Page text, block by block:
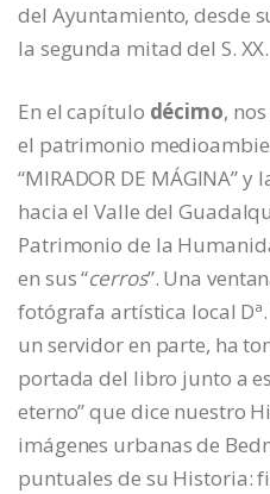
del Ayuntamiento, desde
la segunda mitad del S. XX.
En el capítulo décimo,
el patrimonio
“MIRADOR DE MÁGINA”
hacia el Valle del
Patrimonio de la
en sus “cerros”. Una
fotógrafa artística local
un servidor en parte, ha
portada del libro junto a
eterno” que dice nuestro
imágenes urbanas de
puntuales de su Historia: